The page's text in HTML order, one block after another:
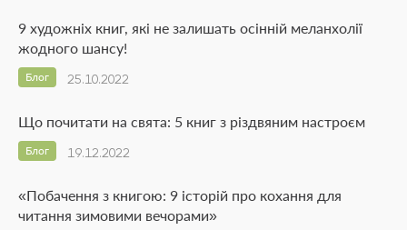
9 художніх книг, які не залишать осінній меланхолії
жодного шансу!
25.10.2022
Блог
Що почитати на свята: 5 книг з різдвяним настроєм
19.12.2022
Блог
«Побачення з книгою: 9 історій про кохання для
читання зимовими вечорами»